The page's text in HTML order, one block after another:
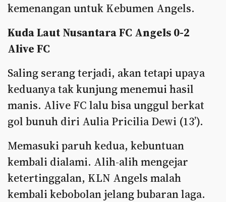
kemenangan untuk Kebumen Angels.
Kuda Laut Nusantara FC Angels 0-2
Alive FC
Saling serang terjadi, akan tetapi upaya
keduanya tak kunjung menemui hasil
manis. Alive FC lalu bisa unggul berkat
gol bunuh diri Aulia Pricilia Dewi (13’).
Memasuki paruh kedua, kebuntuan
kembali dialami. Alih-alih mengejar
ketertinggalan, KLN Angels malah
kembali kebobolan jelang bubaran laga.